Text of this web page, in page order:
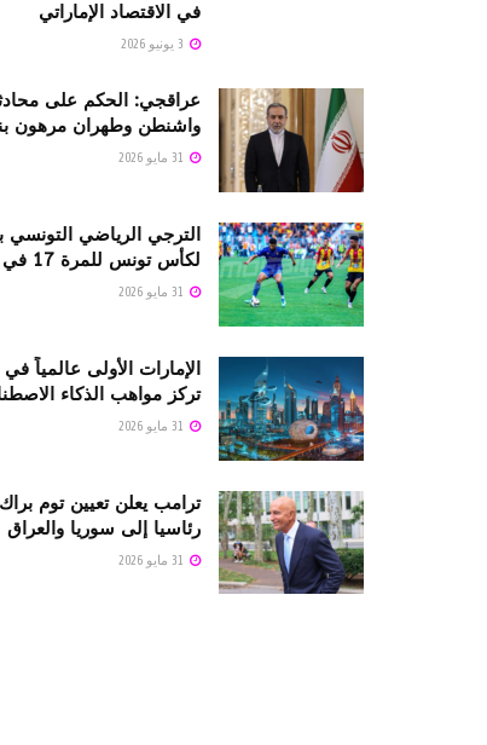
في الاقتصاد الإماراتي
عراقجي: الحكم على
واشنطن وطهران مرهون
الترجي الرياضي التونسي
لكأس تونس للمرة 17 في تاريخه
الإمارات الأولى عالمياً
تركز مواهب الذكاء
ترامب يعلن تعيين توم براك
رئاسيا إلى سوريا والعراق